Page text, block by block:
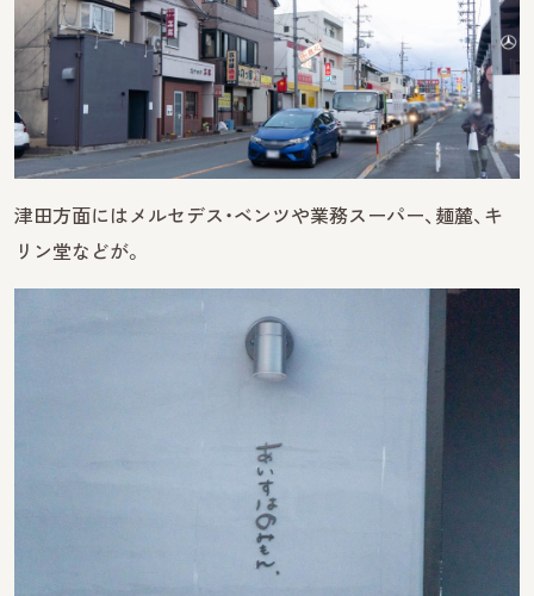
津田方面にはメルセデス・ベンツや業務スーパー、麺麓、キ
リン堂などが。